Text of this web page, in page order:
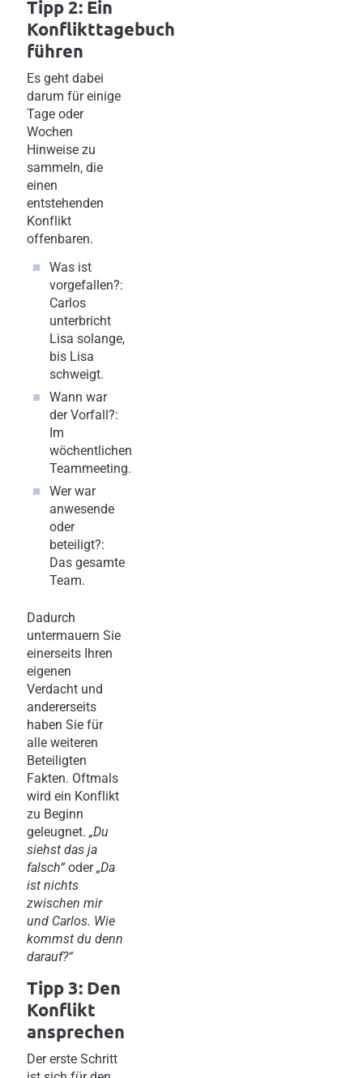
Tipp 2: Ein
Konflikttagebuch
führen
Es geht dabei
darum für einige
Tage oder
Wochen
Hinweise zu
sammeln, die
einen
entstehenden
Konflikt
offenbaren.
Was ist
vorgefallen?:
Carlos
unterbricht
Lisa solange,
bis Lisa
schweigt.
Wann war
der Vorfall?:
Im
wöchentlichen
Teammeeting.
Wer war
anwesende
oder
beteiligt?:
Das gesamte
Team.
Dadurch
untermauern Sie
einerseits Ihren
eigenen
Verdacht und
andererseits
haben Sie für
alle weiteren
Beteiligten
Fakten. Oftmals
wird ein Konflikt
zu Beginn
geleugnet. „Du
siehst das ja
falsch“oder„Da
ist nichts
zwischen mir
und Carlos. Wie
kommst du denn
darauf?“
Tipp 3: Den
Konflikt
ansprechen
Der erste Schritt